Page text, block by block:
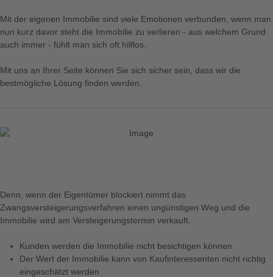
Mit der eigenen Immobilie sind viele Emotionen verbunden, wenn man
nun kurz davor steht die Immobilie zu verlieren - aus welchem Grund
auch immer - fühlt man sich oft hilflos.
Mit uns an Ihrer Seite können Sie sich sicher sein, dass wir die
bestmögliche Lösung finden werden.
Denn, wenn der Eigentümer blockiert nimmt das
Zwangsversteigerungsverfahren einen ungünstigen Weg und die
Immobilie wird am Versteigerungstermin verkauft.
Kunden werden die Immobilie nicht besichtigen können
Der Wert der Immobilie kann von Kaufinteressenten nicht richtig
eingeschätzt werden